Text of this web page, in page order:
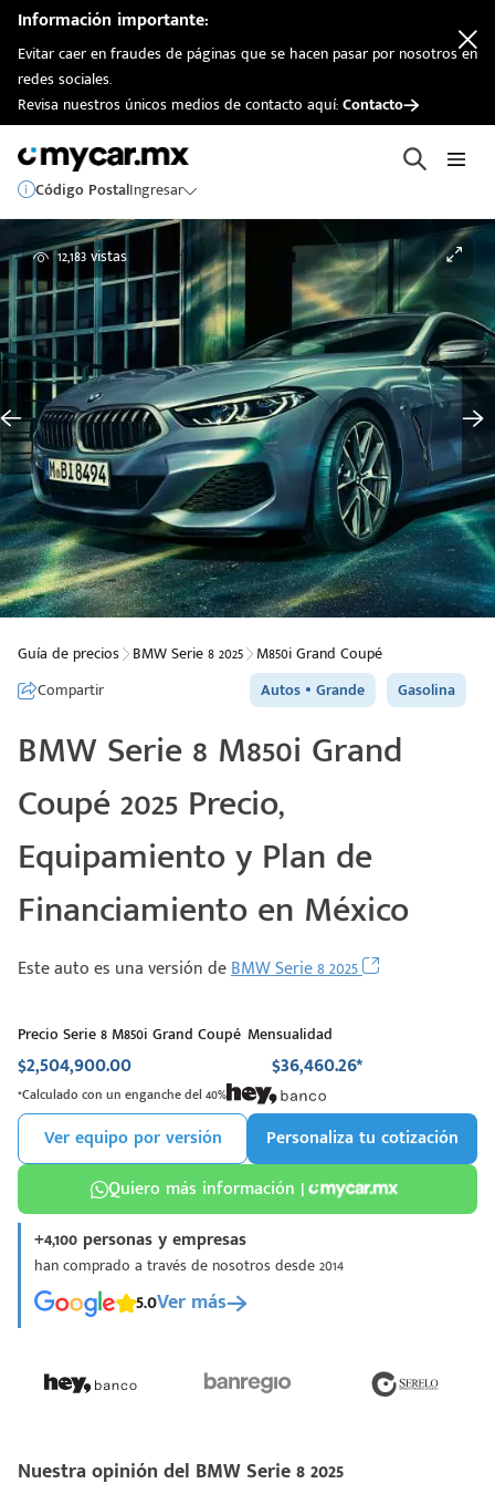
Información importante:
Evitar caer en fraudes de páginas que se hacen pasar por nosotros en
redes sociales.
Revisa nuestros únicos medios de contacto aquí:Contacto
Código PostalIngresar
12,183 vistas
Guía de precios BMW Serie 8 2025 M850i Grand Coupé
Compartir
Autos Grande Gasolina
BMW Serie 8 M850i Grand
Coupé 2025 Precio,
Equipamiento y Plan de
Financiamiento en México
Este auto es una versión deBMW Serie 8 2025
Nuestra opinión del BMW Serie 8 2025
Precio Serie 8 M850i Grand Coupé
$2,504,900.00
Mensualidad
$36,460.26*
*Calculado con un enganche del 40%
Ver equipo por versión
Personaliza tu cotización
Quiero más información |
+4,100 personas y empresas
han comprado a través de nosotros desde 2014
5.0Ver más